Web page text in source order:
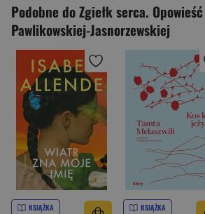
Podobne do Zgiełk serca.
Pawlikowskiej-Jasnorzewskiej
KSIĄŻKA KSIĄŻKA